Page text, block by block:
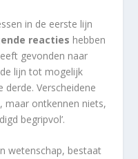
in de eerste lijn
reacties hebben
gevonden naar
lijn tot mogelijk
derde. Verscheidene
maar ontkennen niets,
begripvol’.
wetenschap, bestaat